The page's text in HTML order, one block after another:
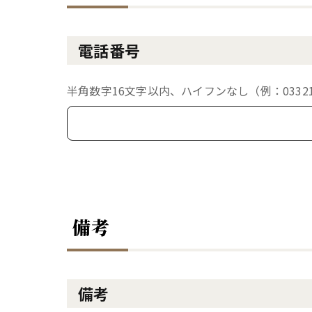
電話番号
半角数字16文字以内、ハイフンなし（例：
備考
備考